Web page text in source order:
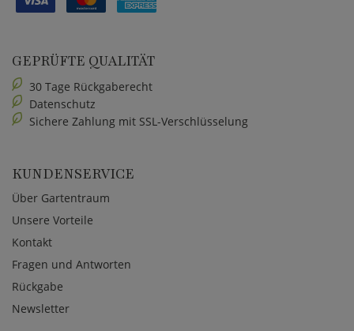
GEPRÜFTE QUALITÄT
30 Tage Rückgaberecht
Datenschutz
Sichere Zahlung mit SSL-Verschlüsselung
KUNDENSERVICE
Über Gartentraum
Unsere Vorteile
Kontakt
Fragen und Antworten
Rückgabe
Newsletter